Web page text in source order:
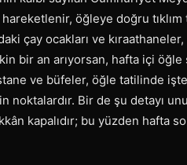
öğleye doğru tıklım
çay ocakları ve
bir an arıyorsan, hafta içi öğle
ve büfeler, öğle tatilinde
noktalardır. Bir de şu detayı
kapalıdır; bu yüzden hafta